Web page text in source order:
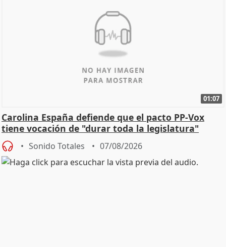
01:07
Carolina España defiende que el pacto PP-Vox
tiene vocación de "durar toda la legislatura"
Sonido Totales 07/08/2026